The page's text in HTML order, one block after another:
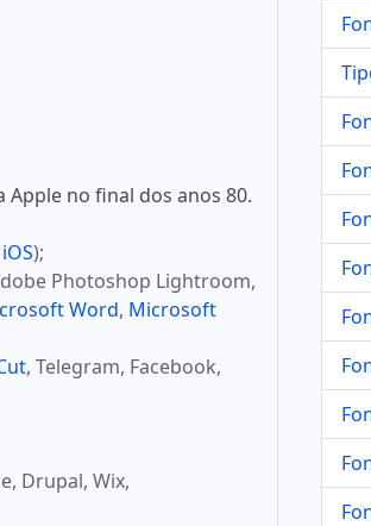
no final dos anos 80.
iOS);
Photoshop Lightroom,
Word, Microsoft
, Telegram, Facebook,
Drupal, Wix,